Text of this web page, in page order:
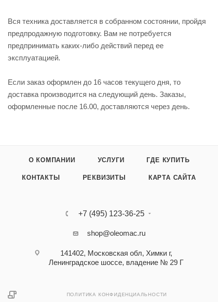
Вся техника доставляется в собранном состоянии, пройдя
предпродажную подготовку. Вам не потребуется
предпринимать каких-либо действий перед ее
эксплуатацией.
Если заказ оформлен до 16 часов текущего дня, то
доставка производится на следующий день. Заказы,
оформленные после 16.00, доставляются через день.
О КОМПАНИИ УСЛУГИ ГДЕ КУПИТЬ
КОНТАКТЫ РЕКВИЗИТЫ КАРТА САЙТА
+7 (495) 123-36-25‬
shop@oleomac.ru
141402, Московская обл, Химки г,
Ленинградское шоссе, владение № 29 Г
ПОЛИТИКА КОНФИДЕНЦИАЛЬНОСТИ